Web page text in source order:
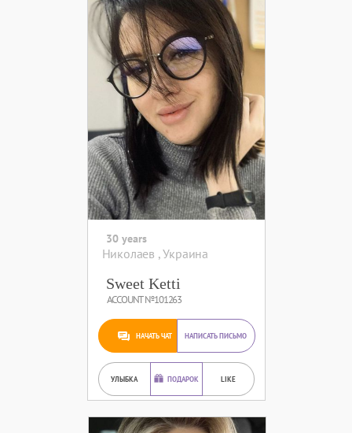
30 years
Николаев , Украина
Sweet Ketti
ACCOUNT №101263
НАЧАТЬ ЧАТ НАПИСАТЬ ПИСЬМО
УЛЫБКА ПОДАРОК LIKE